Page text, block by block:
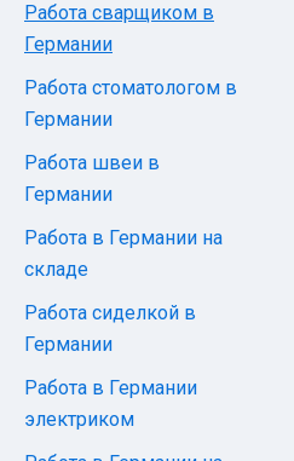
Работа сварщиком в
Германии
Работа стоматологом в
Германии
Работа швеи в
Германии
Работа в Германии на
складе
Работа сиделкой в ​​
Германии
Работа в Германии
электриком